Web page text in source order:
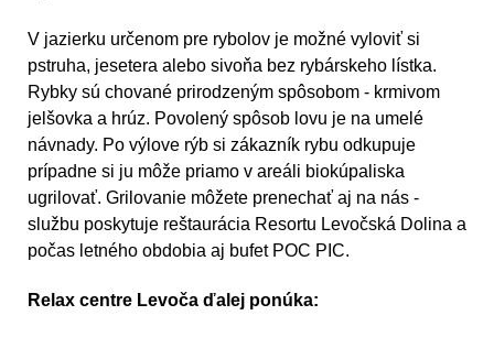
V jazierku určenom pre rybolov je možné vyloviť si
pstruha, jesetera alebo sivoňa bez rybárskeho lístka.
Rybky sú chované prirodzeným spôsobom - krmivom
jelšovka a hrúz. Povolený spôsob lovu je na umelé
návnady. Po výlove rýb si zákazník rybu odkupuje
prípadne si ju môže priamo v areáli biokúpaliska
ugrilovať. Grilovanie môžete prenechať aj na nás -
službu poskytuje reštaurácia Resortu Levočská Dolina a
počas letného obdobia aj bufet POC PIC.
Relax centre Levoča ďalej ponúka: